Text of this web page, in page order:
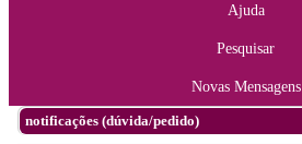
Ajuda
Pesquisar
Novas Mensagens
notificações (dúvida/pedido)